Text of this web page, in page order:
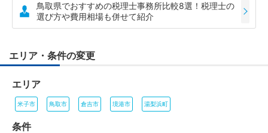
鳥取県でおすすめの税理士事務所比較8選！税理士の
選び方や費用相場も併せて紹介
エリア・条件の変更
エリア
米子市 鳥取市 倉吉市 境港市 湯梨浜町
条件